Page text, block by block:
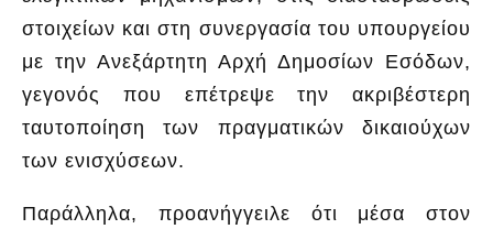
στοιχείων και στη συνεργασία του υπουργείου
με την Ανεξάρτητη Αρχή Δημοσίων Εσόδων,
γεγονός που επέτρεψε την ακριβέστερη
ταυτοποίηση των πραγματικών δικαιούχων
των ενισχύσεων.
Παράλληλα, προανήγγειλε ότι μέσα στον